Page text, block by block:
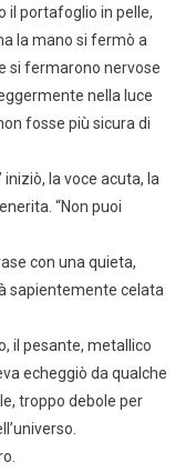
il portafoglio in pelle,
la mano si fermò a
si fermarono nervose
nella luce
fosse più sicura di
la voce acuta, la
“Non puoi
con una quieta,
sapientemente celata
il pesante, metallico
echeggiò da qualche
troppo debole per